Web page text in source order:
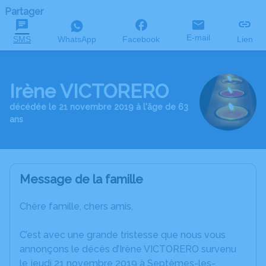
Partager
SMS WhatsApp Facebook E-mail Lien
Irène VICTORERO
décédée le 21 novembre 2019 à l'âge de 63
ans
Message de la famille
Chère famille, chers amis,
C’est avec une grande tristesse que nous vous
annonçons le décès d’Irène VICTORERO survenu
le jeudi 21 novembre 2019 à Septèmes-les-